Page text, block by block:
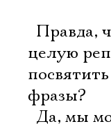

целую
фразы?
 Да, мы